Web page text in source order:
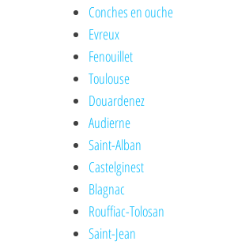
Conches en ouche
Evreux
Fenouillet
Toulouse
Douardenez
Audierne
Saint-Alban
Castelginest
Blagnac
Rouffiac-Tolosan
Saint-Jean